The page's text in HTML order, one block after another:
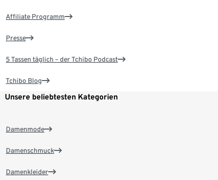
Affiliate Programm
Presse
5 Tassen täglich – der Tchibo Podcast
Tchibo Blog
Unsere beliebtesten Kategorien
Damenmode
Damenschmuck
Damenkleider